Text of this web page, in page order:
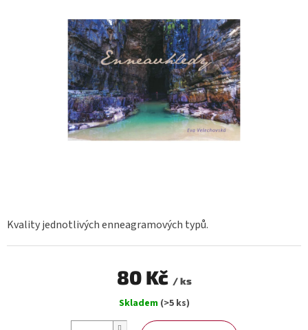
Kvality jednotlivých enneagramových typů.
80 Kč / ks
cena:
Skladem (>5 ks)